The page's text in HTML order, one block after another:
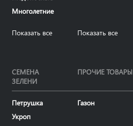
Многолетние
Показать все Показать все
СЕМЕНА
ЗЕЛЕНИ
ПРОЧИЕ ТОВАРЫ
Петрушка
Укроп
Газон